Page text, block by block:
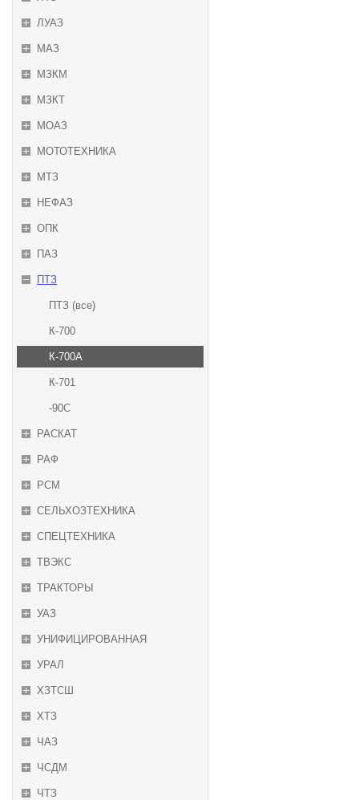
ЛУАЗ
МАЗ
МЗКМ
МЗКТ
МОАЗ
МОТОТЕХНИКА
МТЗ
НЕФАЗ
ОПК
ПАЗ
ПТЗ
ПТЗ (все)
К-700
К-700А
К-701
-90С
РАСКАТ
РАФ
РСМ
СЕЛЬХОЗТЕХНИКА
СПЕЦТЕХНИКА
ТВЭКС
ТРАКТОРЫ
УАЗ
УНИФИЦИРОВАННАЯ
УРАЛ
ХЗТСШ
ХТЗ
ЧАЗ
ЧСДМ
ЧТЗ